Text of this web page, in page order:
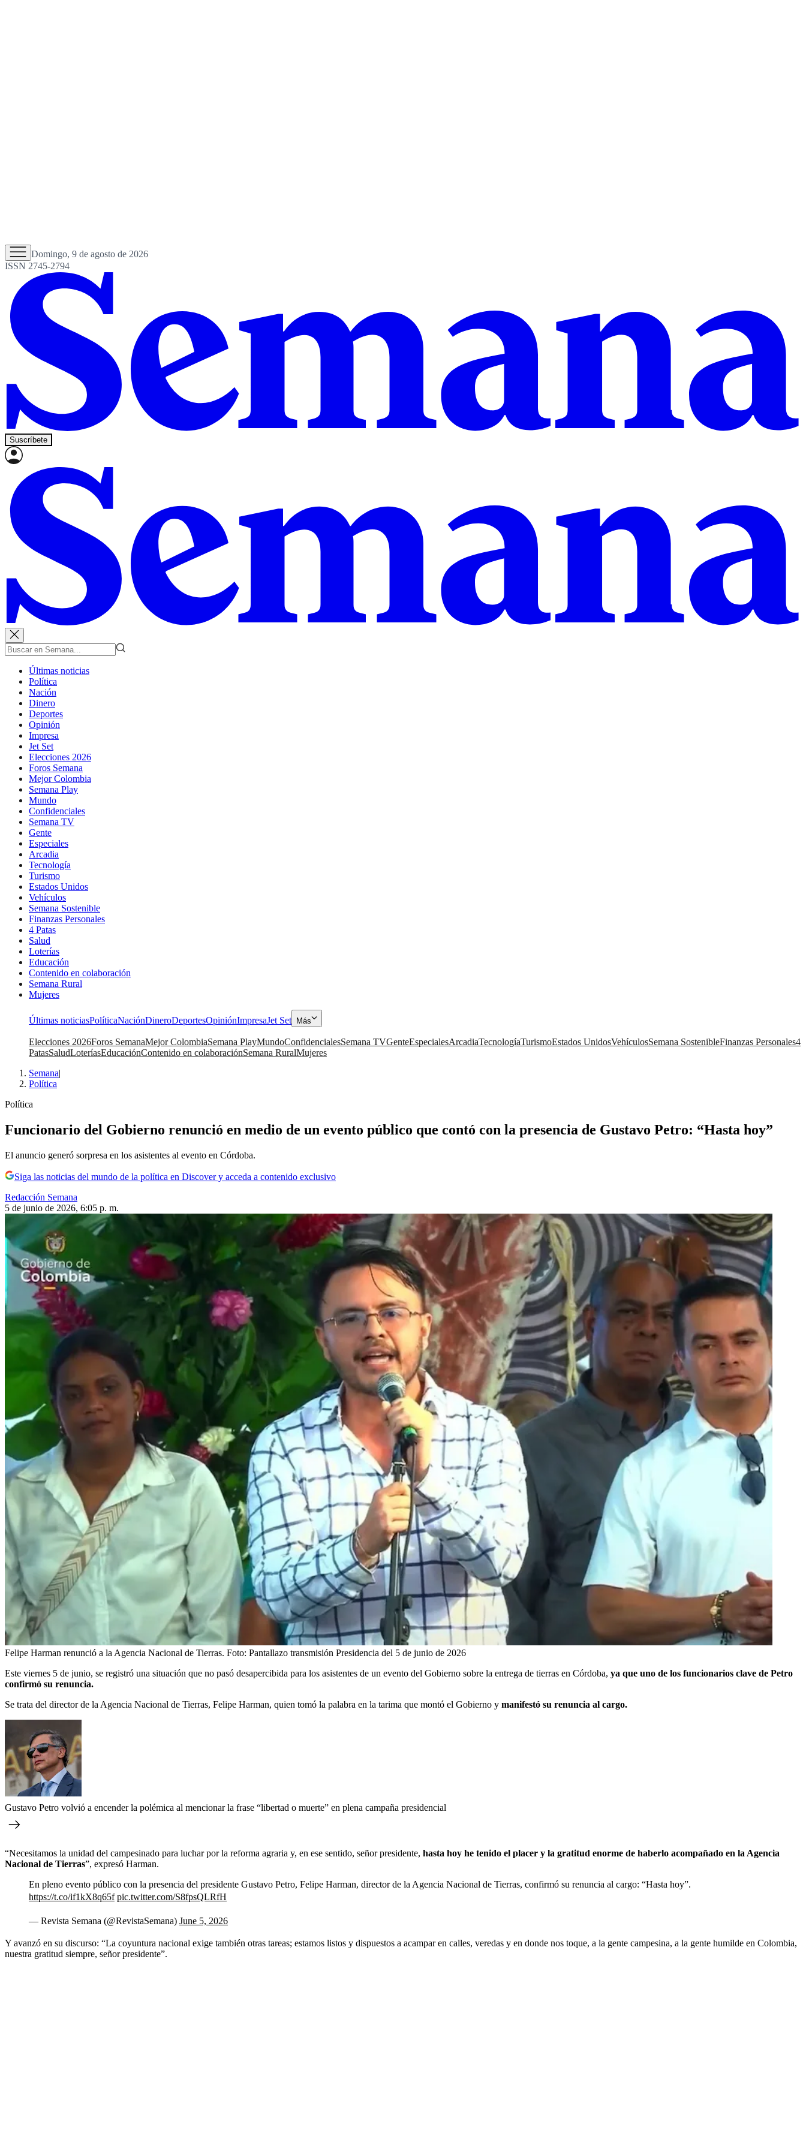
Domingo, 9 de agosto de 2026
ISSN 2745-2794
Suscríbete
Últimas noticias
Política
Nación
Dinero
Deportes
Opinión
Impresa
Jet Set
Elecciones 2026
Foros Semana
Mejor Colombia
Semana Play
Mundo
Confidenciales
Semana TV
Gente
Especiales
Arcadia
Tecnología
Turismo
Estados Unidos
Vehículos
Semana Sostenible
Finanzas Personales
4 Patas
Salud
Loterías
Educación
Contenido en colaboración
Semana Rural
Mujeres
Últimas noticiasPolíticaNaciónDineroDeportesOpiniónImpresaJet Set Más
Elecciones 2026Foros SemanaMejor ColombiaSemana PlayMundoConfidencialesSemana TVGenteEspecialesArcadiaTecnologíaTurismoEstados UnidosVehículosSemana SostenibleFinanzas Personales4
PatasSaludLoteríasEducaciónContenido en colaboraciónSemana RuralMujeres
Semana|
Política
Política
Funcionario del Gobierno renunció en medio de un evento público que contó con la presencia de Gustavo Petro: “Hasta hoy”
El anuncio generó sorpresa en los asistentes al evento en Córdoba.
Siga las noticias del mundo de la política en Discover y acceda a contenido exclusivo
Redacción Semana
5 de junio de 2026, 6:05 p. m.
Felipe Harman renunció a la Agencia Nacional de Tierras. Foto: Pantallazo transmisión Presidencia del 5 de junio de 2026
Este viernes 5 de junio, se registró una situación que no pasó desapercibida para los asistentes de un evento del Gobierno sobre la entrega de tierras en Córdoba, ya que uno de los funcionarios clave de Petro
confirmó su renuncia.
Se trata del director de la Agencia Nacional de Tierras, Felipe Harman, quien tomó la palabra en la tarima que montó el Gobierno y manifestó su renuncia al cargo.
Gustavo Petro volvió a encender la polémica al mencionar la frase “libertad o muerte” en plena campaña presidencial
“Necesitamos la unidad del campesinado para luchar por la reforma agraria y, en ese sentido, señor presidente, hasta hoy he tenido el placer y la gratitud enorme de haberlo acompañado en la Agencia
Nacional de Tierras”, expresó Harman.
En pleno evento público con la presencia del presidente Gustavo Petro, Felipe Harman, director de la Agencia Nacional de Tierras, confirmó su renuncia al cargo: “Hasta hoy”.
https://t.co/if1kX8q65f pic.twitter.com/S8fpsQLRfH
— Revista Semana (@RevistaSemana) June 5, 2026
Y avanzó en su discurso: “La coyuntura nacional exige también otras tareas; estamos listos y dispuestos a acampar en calles, veredas y en donde nos toque, a la gente campesina, a la gente humilde en Colombia,
nuestra gratitud siempre, señor presidente”.